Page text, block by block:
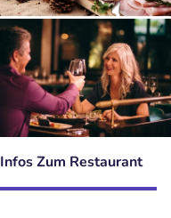
Infos Zum Restaurant